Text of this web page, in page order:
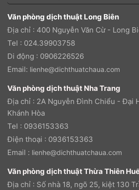
Văn phòng dịch thuật Long Biên
Địa chỉ : 400 Nguyễn Văn Cừ - Long
Tel : 024.39903758
Di động : 0906226526
Email: lienhe@dichthuatchaua.com
Văn phòng dịch thuật Nha Trang
Địa chỉ : 2A Nguyễn Đình Chiểu - Đại
Khánh Hòa
Tel : 0936153363
Điện thoại : 0936153363
Email : lienhe@dichthuatchaua.com
Văn phòng dịch thuật Thừa Thiên
Địa chỉ : Số nhà 18, ngõ 25, kiệt 130